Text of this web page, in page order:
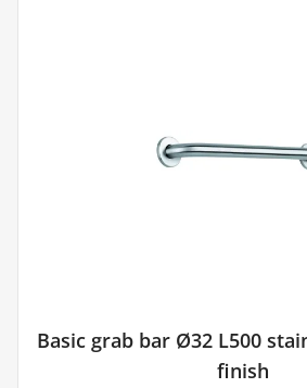
Basic grab bar Ø32 L500
finish